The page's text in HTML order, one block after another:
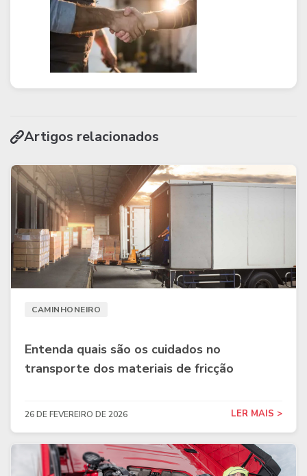
Artigos relacionados
CAMINHONEIRO
Entenda quais são os cuidados no
transporte dos materiais de fricção
26 DE FEVEREIRO DE 2026 LER MAIS >